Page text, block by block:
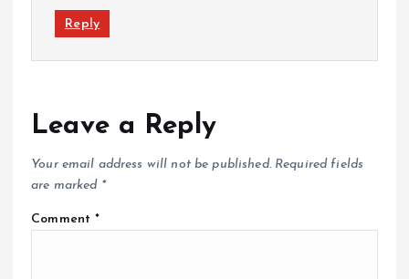
Reply
Leave a Reply
Your email address will not be published. Required fields
are marked *
Comment*